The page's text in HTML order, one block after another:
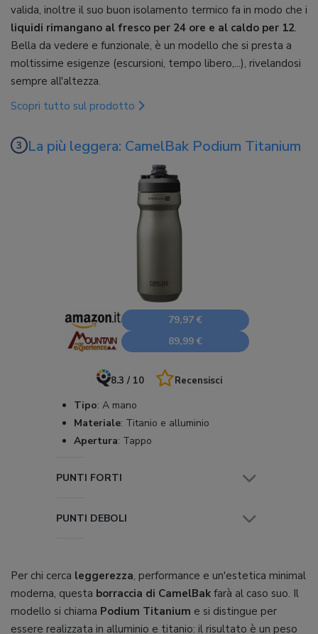
valida, inoltre il suo buon isolamento termico fa in modo che i
liquidi rimangano al fresco per 24 ore e al caldo per 12.
Bella da vedere e funzionale, è un modello che si presta a
moltissime esigenze (escursioni, tempo libero,...), rivelandosi
sempre all'altezza.
Scopri tutto sul prodotto
La più leggera: CamelBak Podium Titanium
79,97 €
89,99 €
8.3 / 10 Recensisci
Tipo: A mano
Materiale: Titanio e alluminio
Apertura: Tappo
PUNTI FORTI
PUNTI DEBOLI
Per chi cerca leggerezza, performance e un'estetica minimal
moderna, questa borraccia di CamelBak farà al caso suo. Il
modello si chiama Podium Titanium e si distingue per
essere realizzata in alluminio e titanio: il risultato è un peso